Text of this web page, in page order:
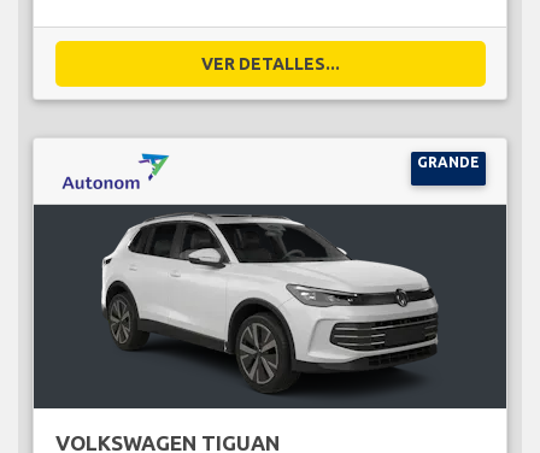
VER DETALLES...
GRANDE
VOLKSWAGEN TIGUAN